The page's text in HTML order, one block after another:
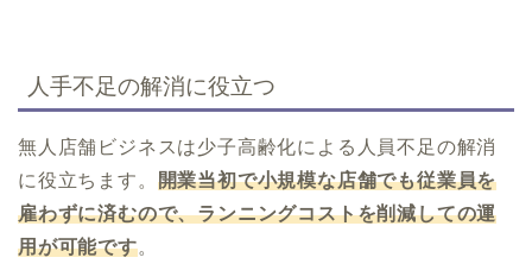
人手不足の解消に役立つ
無人店舗ビジネスは少子高齢化による人員不足の解消
に役立ちます。 開業当初で小規模な店舗でも従業員を
雇わずに済むので、ランニングコストを削減しての運
用が可能です。